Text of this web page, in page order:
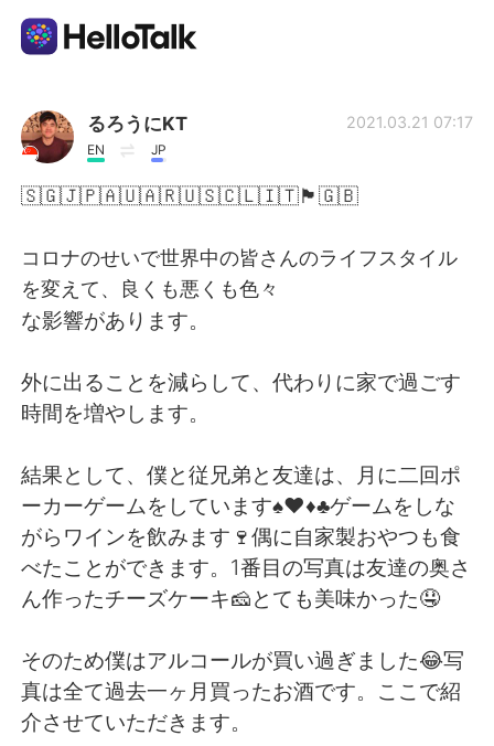
Appli d'échange linguistique
AI Grammar Checker
English
繁體中文 Español
日本語 한국어
Русский ไทย
Indonesia Italiano
Türkçe Tiếng Việt
Português
るろうにKT
EN JP
2021.03.21 07:17
🇸🇬🇯🇵🇦🇺🇦🇷🇺🇸🇨🇱🇮🇹🏴󠁧󠁢󠁳󠁣󠁴󠁿🇬🇧
コロナのせいで世界中の皆さんのライフスタイル
を変えて、良くも悪くも色々
な影響があります。
外に出ることを減らして、代わりに家で過ごす
時間を増やします。
結果として、僕と従兄弟と友達は、月に二回ポ
ーカーゲームをしています♠️♥️♦️♣️ゲームをしな
がらワインを飲みます🍷偶に自家製おやつも食
べたことができます。1番目の写真は友達の奥さ
ん作ったチーズケーキ🧀とても美味かった🤤
そのため僕はアルコールが買い過ぎました😂写
真は全て過去一ヶ月買ったお酒です。ここで紹
介させていただきます。